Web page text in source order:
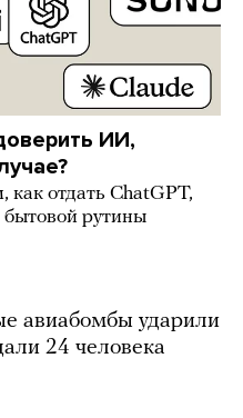
ИИ,
как отдать ChatGPT,
рутины
авиабомбы ударили
24 человека